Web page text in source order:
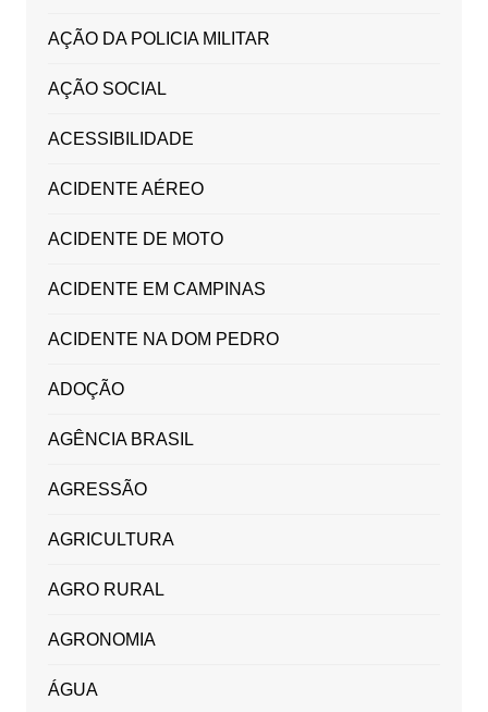
AÇÃO DA POLICIA MILITAR
AÇÃO SOCIAL
ACESSIBILIDADE
ACIDENTE AÉREO
ACIDENTE DE MOTO
ACIDENTE EM CAMPINAS
ACIDENTE NA DOM PEDRO
ADOÇÃO
AGÊNCIA BRASIL
AGRESSÃO
AGRICULTURA
AGRO RURAL
AGRONOMIA
ÁGUA